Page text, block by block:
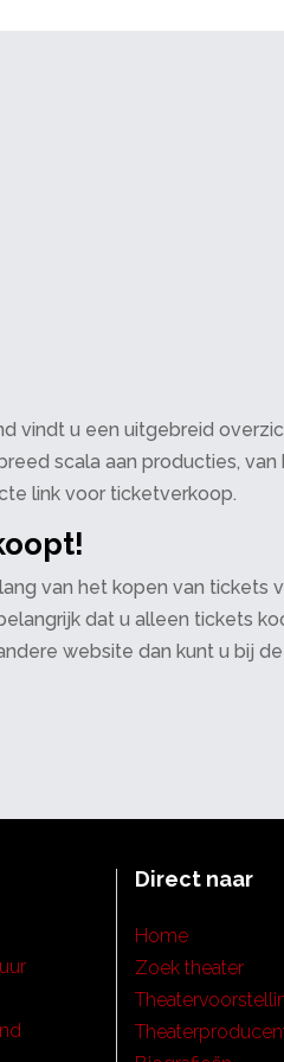
vindt u een uitgebreid
scala aan producties,
link voor ticketverkoop.
van het kopen van tickets
dat u alleen tickets
website dan kunt u bij
Direct naar
Home
Zoek theater